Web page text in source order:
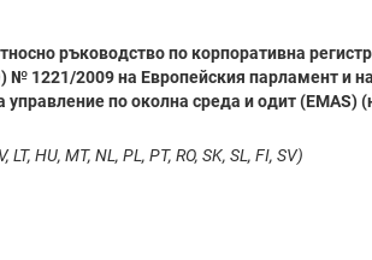
ръководство по корпоративна
№ 1221/2009 на Европейския парламент и
по околна среда и одит (EMAS)
HU, MT, NL, PL, PT, RO, SK, SL, FI, SV)